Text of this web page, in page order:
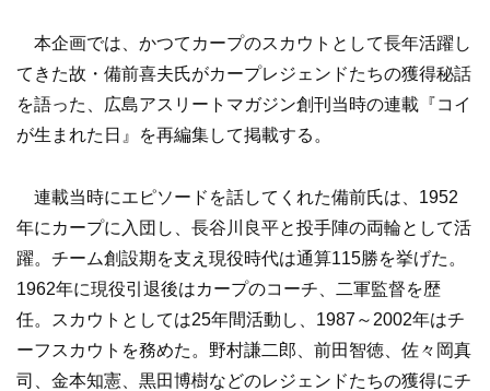
本企画では、かつてカープのスカウトとして長年活躍し
てきた故・備前喜夫氏がカープレジェンドたちの獲得秘話
を語った、広島アスリートマガジン創刊当時の連載『コイ
が生まれた日』を再編集して掲載する。
連載当時にエピソードを話してくれた備前氏は、1952
年にカープに入団し、長谷川良平と投手陣の両輪として活
躍。チーム創設期を支え現役時代は通算115勝を挙げた。
1962年に現役引退後はカープのコーチ、二軍監督を歴
任。スカウトとしては25年間活動し、1987～2002年はチ
ーフスカウトを務めた。野村謙二郎、前田智徳、佐々岡真
司、金本知憲、黒田博樹などのレジェンドたちの獲得にチ